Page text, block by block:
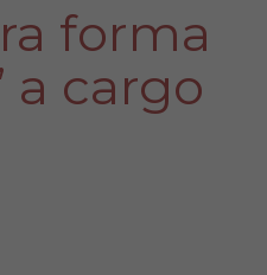
forma
a cargo